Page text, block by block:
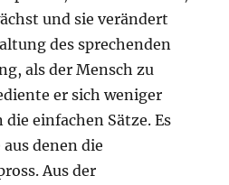
und sie verändert
des sprechenden
als der Mensch zu
er sich weniger
einfachen Sätze. Es
denen die
Aus der